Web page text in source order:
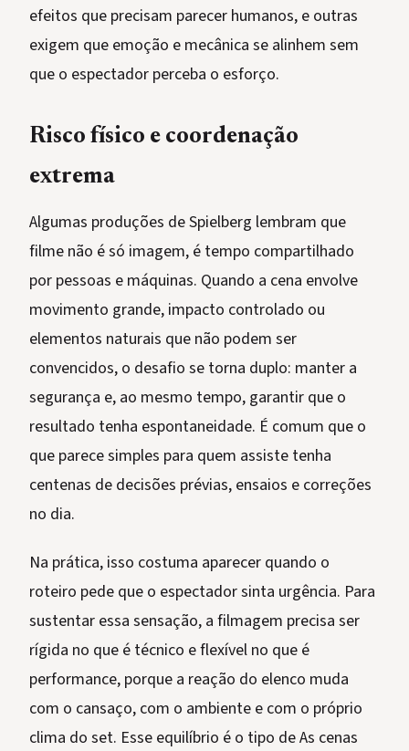
efeitos que precisam parecer humanos, e outras
exigem que emoção e mecânica se alinhem sem
que o espectador perceba o esforço.
Risco físico e coordenação
extrema
Algumas produções de Spielberg lembram que
filme não é só imagem, é tempo compartilhado
por pessoas e máquinas. Quando a cena envolve
movimento grande, impacto controlado ou
elementos naturais que não podem ser
convencidos, o desafio se torna duplo: manter a
segurança e, ao mesmo tempo, garantir que o
resultado tenha espontaneidade. É comum que o
que parece simples para quem assiste tenha
centenas de decisões prévias, ensaios e correções
no dia.
Na prática, isso costuma aparecer quando o
roteiro pede que o espectador sinta urgência. Para
sustentar essa sensação, a filmagem precisa ser
rígida no que é técnico e flexível no que é
performance, porque a reação do elenco muda
com o cansaço, com o ambiente e com o próprio
clima do set. Esse equilíbrio é o tipo de As cenas